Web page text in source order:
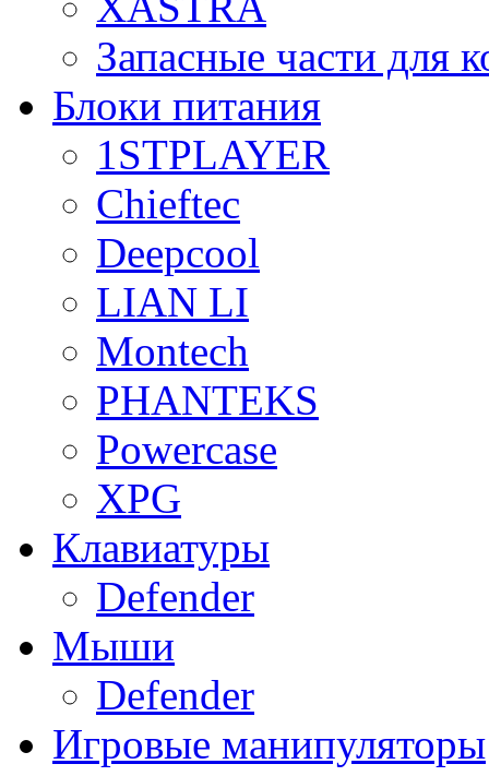
Запасные части для
Блоки питания
1STPLAYER
Chieftec
Deepcool
LIAN LI
Montech
PHANTEKS
Powercase
XPG
Клавиатуры
Defender
Мыши
Defender
Игровые манипуляторы